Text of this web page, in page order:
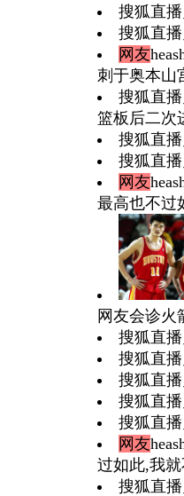
搜狐直
搜狐直
网友
刺于奥本山
搜狐直
篮板后二次
搜狐直
搜狐直
网友
最高也不过
网友会诊火
搜狐直
搜狐直
搜狐直
搜狐直
搜狐直
网友
过如此,我
搜狐直